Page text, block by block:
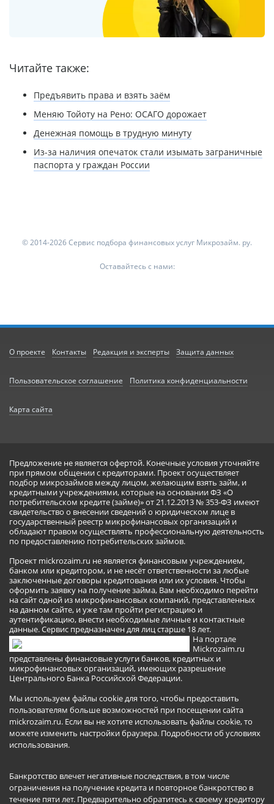
Читайте также:
Предъявить права и взять заём
Меняю Тойоту на Рено: ОСАГО дорожает
Денежная помощь в трудную минуту
Из-за наличия опечаток стали изымать заграничные
паспорта у граждан России
© 2014-2026 Сервис подбора финансовых услуг Микрозайм. ру.
Оставайтесь с нами:
О проекте Контакты Редакция и эксперты Защита данных
Пользовательское соглашение Политика конфиденциальности
Карта сайта
Предложение не является офертой. Конечные условия уточняйте
при прямом общении с кредиторами. Проект осуществляет
подбор микрозаймов между лицом, желающим взять займ, и
кредитными учреждениями, которые на основании ФЗ «О
потребительском кредите (займе)» от 21.12.2013 № 353-ФЗ имеют
свидетельство о внесении сведений о юридическом лице в
государственный реестр микрофинансовых организаций и
обладают правом осуществлять профессиональную деятельность
по предоставлению потребительских займов.
Проект mickrozaim.ru не является финансовым учреждением,
банком или кредитором, и не несёт ответственности за любые
заключенные договоры кредитования или их условия. Чтобы
оформить заявку на получение займа, Вам необходимо перейти
на сайт одной из микрофинансовых компаний, представленных
на данном сайте, и уже там пройти регистрацию и
аутентификацию, внести необходимые личные и контактные
данные. Сервис предназначен для лиц старше 18 лет.
На портале
Mickrozaim.ru
представлены финансовые услуги банков, кредитных и
микрофинансовых организаций, имеющих разрешение
Центрального Банка Российской Федерации.
Мы используем файлы cookie для того, чтобы предоставить
пользователям больше возможностей при посещении сайта
mickrozaim.ru. Если вы не хотите использовать файлы cookie, то
можете изменить настройки браузера. Подробности об условиях
использования.
Банкротство влечет негативные последствия, в том числе
ограничения на получение кредита и повторное банкротство в
течение пяти лет. Предварительно обратитесь к своему кредитору